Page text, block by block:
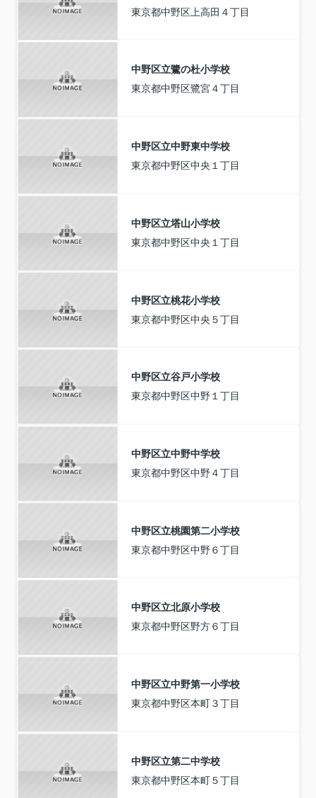
東京都中野区上高田４丁目
中野区立鷺の杜小学校
東京都中野区鷺宮４丁目
中野区立中野東中学校
東京都中野区中央１丁目
中野区立塔山小学校
東京都中野区中央１丁目
中野区立桃花小学校
東京都中野区中央５丁目
中野区立谷戸小学校
東京都中野区中野１丁目
中野区立中野中学校
東京都中野区中野４丁目
中野区立桃園第二小学校
東京都中野区中野６丁目
中野区立北原小学校
東京都中野区野方６丁目
中野区立中野第一小学校
東京都中野区本町３丁目
中野区立第二中学校
東京都中野区本町５丁目